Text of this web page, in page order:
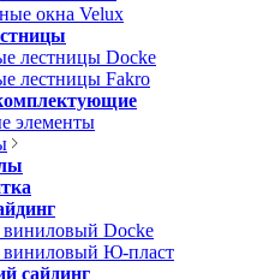
окна Velux
лестницы Docke
лестницы Fakro
элементы
Docke
виниловый Ю-пласт
сайдинг